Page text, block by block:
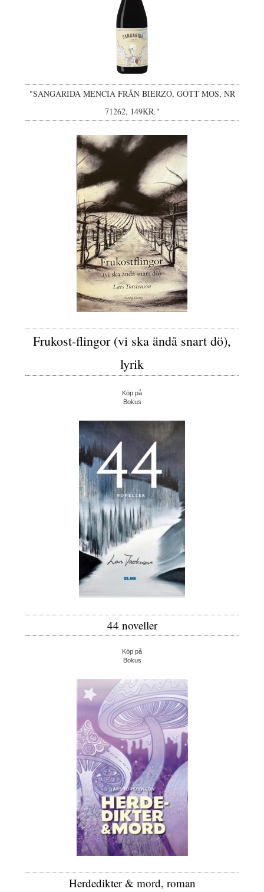
"SANGARIDA MENCIA FRÅN BIERZO, GÔTT MOS, NR
71262, 149KR."
Frukost-flingor (vi ska ändå snart dö),
lyrik
Köp på
Bokus
44 noveller
Köp på
Bokus
Herdedikter & mord, roman